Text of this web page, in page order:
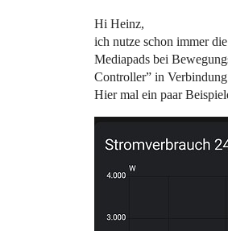
Hi Heinz,
ich nutze schon immer
Mediapads bei
Controller” in
Hier mal ein paar